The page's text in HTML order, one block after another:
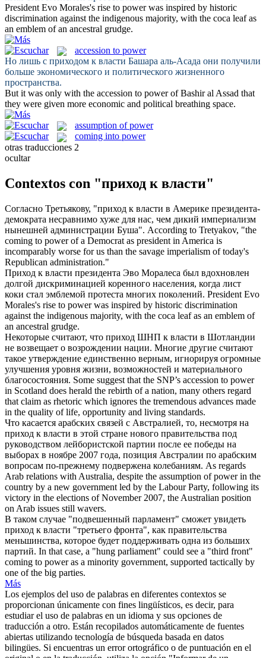
President Evo Morales's rise to powerwas inspired by historic
discrimination against the indigenous majority, with the coca leaf as
an emblem of an ancestral grudge.
accession to power
Но лишь с приходом к власти Башара аль-Асада они получили
больше экономического и политического жизненного
пространства.
But it was only with the accession to powerof Bashir al Assad that
they were given more economic and political breathing space.
assumption of power
coming into power
otras traducciones 2
ocultar
Contextos con "приход к власти"
Согласно Третьякову, "приход к власти в Америке президента-
демократа несравнимо хуже для нас, чем дикий империализм
нынешней администрации Буша". According to Tretyakov, "the
coming to powerof a Democrat as president in America is
incomparably worse for us than the savage imperialism of today's
Republican administration."
Приход к власти президента Эво Моралеса был вдохновлен
долгой дискриминацией коренного населения, когда лист
коки стал эмблемой протеста многих поколений. President Evo
Morales's rise to powerwas inspired by historic discrimination
against the indigenous majority, with the coca leaf as an emblem of
an ancestral grudge.
Некоторые считают, что приход ШНП к власти в Шотландии
не возвещает о возрождении нации. Многие другие считают
такое утверждение единственно верным, игнорируя огромные
улучшения уровня жизни, возможностей и материального
благосостояния. Some suggest that the SNP’s accession to power
in Scotland does herald the rebirth of a nation, many others regard
that claim as rhetoric which ignores the tremendous advances made
in the quality of life, opportunity and living standards.
Что касается арабских связей с Австралией, то, несмотря на
приход к власти в этой стране нового правительства под
руководством лейбористской партии после ее победы на
выборах в ноябре 2007 года, позиция Австралии по арабским
вопросам по-прежнему подвержена колебаниям. As regards
Arab relations with Australia, despite the assumption of powerin the
country by a new government led by the Labour Party, following its
victory in the elections of November 2007, the Australian position
on Arab issues still wavers.
В таком случае "подвешенный парламент" сможет увидеть
приход к власти "третьего фронта", как правительства
меньшинства, которое будет поддерживать одна из больших
партий. In that case, a "hung parliament" could see a "third front"
coming to poweras a minority government, supported tactically by
one of the big parties.
Más
Los ejemplos del uso de palabras en diferentes contextos se
proporcionan únicamente con fines lingüísticos, es decir, para
estudiar el uso de palabras en un idioma y sus opciones de
traducción a otro. Están recopilados automáticamente de fuentes
abiertas utilizando tecnología de búsqueda basada en datos
bilingües. Si encuentras un error ortográfico o de puntuación en el